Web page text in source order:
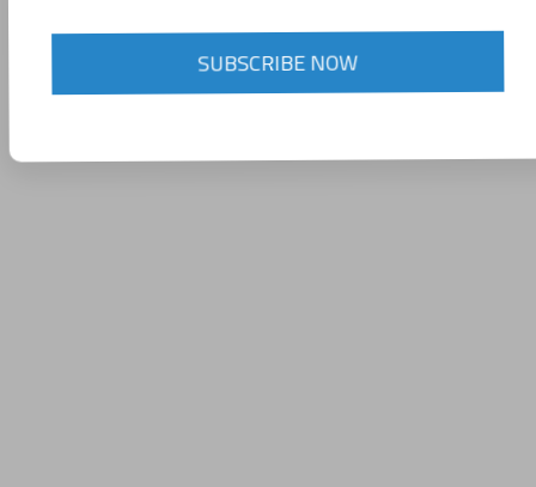
replantearse la necesidad de
obtener cultivos de calidad en supercies
SUBSCRIBE NOW